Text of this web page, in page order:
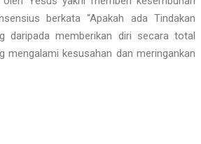
berkata “Apakah ada Tindakan
daripada memberikan diri secara total
mengalami kesusahan dan meringankan